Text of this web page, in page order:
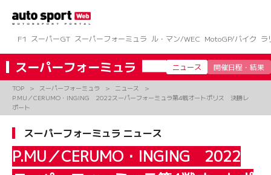
ツ
へ
ス
キ
F1 スーパーGT スーパーフォーミュラ ル・マン/WEC MotoGP/バイク ラ
スーパーフォーミュラ ニュース 開催日程・結果
TOP スーパーフォーミュラ
ニュース
P.MU／CERUMO・INGING 2022スーパーフォーミュラ第4戦オートポリス 決勝レ
ポート
スーパーフォーミュラ ニュース
P.MU／CERUMO・INGING 2022